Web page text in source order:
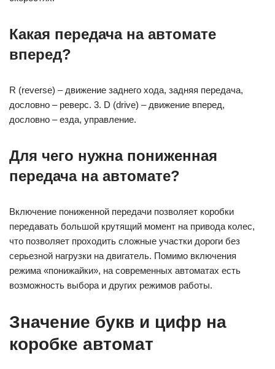
Какая передача на автомате
вперед?
R (reverse) – движение заднего хода, задняя передача,
дословно – реверс. 3. D (drive) – движение вперед,
дословно – езда, управление.
Для чего нужна пониженная
передача на автомате?
Включение пониженной передачи позволяет коробки
передавать большой крутящий момент на привода колес,
что позволяет проходить сложные участки дороги без
серьезной нагрузки на двигатель. Помимо включения
режима «понижайки», на современных автоматах есть
возможность выбора и других режимов работы.
Значение букв и цифр на
коробке автомат